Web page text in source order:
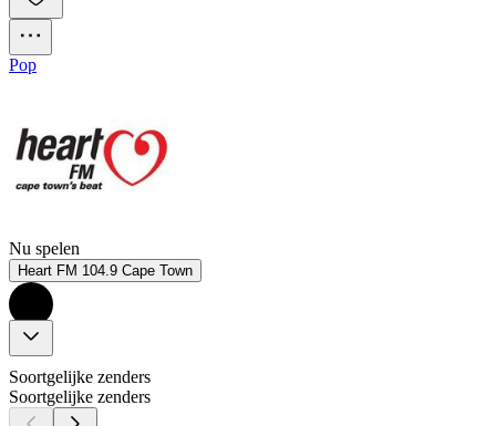
Pop
Nu spelen
Heart FM 104.9 Cape Town
Soortgelijke zenders
Soortgelijke zenders